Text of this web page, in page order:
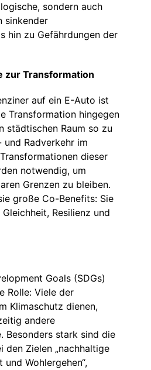
sondern auch
sinkender
hin zu Gefährdungen der
zur Transformation
auf ein E-Auto ist
Transformation hingegen
städtischen Raum so zu
und Radverkehr im
dieser
notwendig, um
Grenzen zu bleiben.
große Co-Benefits: Sie
Resilienz und
Goals (SDGs)
Rolle: Viele der
Klimaschutz dienen,
andere
Besonders stark sind die
den Zielen „nachhaltige
und Wohlergehen“,